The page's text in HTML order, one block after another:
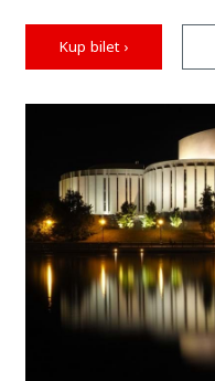
Kup bilet ›